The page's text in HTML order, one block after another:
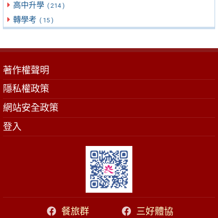
高中升學 ( 214 )
轉學考 ( 15 )
著作權聲明
隱私權政策
網站安全政策
登入
餐旅群 三好體協